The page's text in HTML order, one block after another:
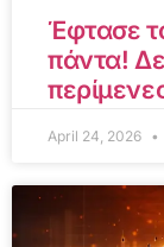
Έφτασε
πάντα!
April 24, 2026